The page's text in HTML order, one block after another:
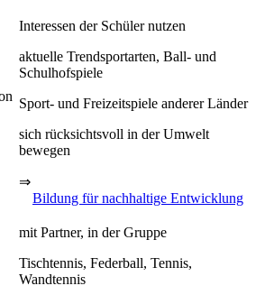
Interessen der Schüler nutzen
aktuelle Trendsportarten, Ball- und
Schulhofspiele
Sport- und Freizeitspiele anderer Länder
sich rücksichtsvoll in der Umwelt
bewegen
⇒
Bildung für nachhaltige Entwicklung
mit Partner, in der Gruppe
Tischtennis, Federball, Tennis,
Wandtennis